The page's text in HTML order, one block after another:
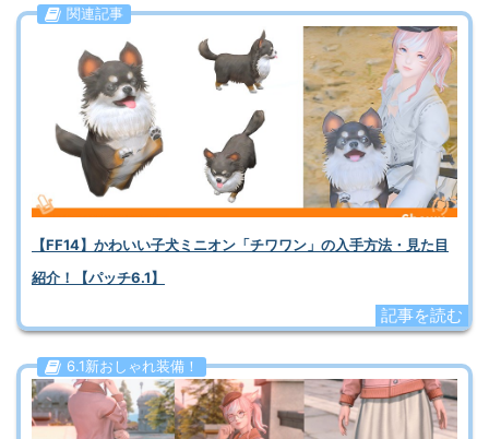
関連記事
【FF14】かわいい子犬ミニオン「チワワン」の入手方法・見た目
紹介！【パッチ6.1】
記事を読む
6.1新おしゃれ装備！